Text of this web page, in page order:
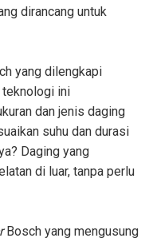
dirancang untuk
yang dilengkapi
teknologi ini
dan jenis daging
suhu dan durasi
Daging yang
di luar, tanpa perlu
Bosch yang mengusung